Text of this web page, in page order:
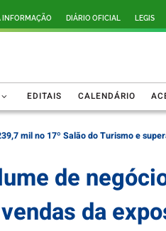
INFORMAÇÃO DIÁRIO OFICIAL LEGIS
EDITAIS CALENDÁRIO
mil no 17º Salão do Turismo e
de
da